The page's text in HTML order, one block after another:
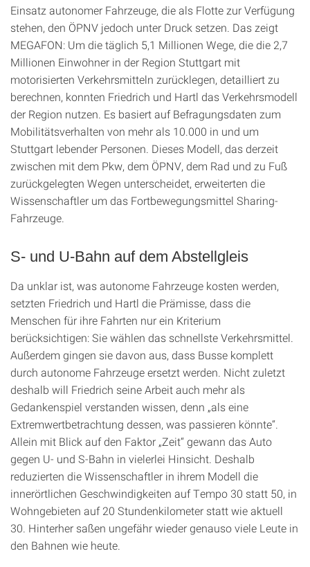
Einsatz autonomer Fahrzeuge, die als Flotte zur Verfügung
stehen, den ÖPNV jedoch unter Druck setzen. Das zeigt
MEGAFON: Um die täglich 5,1 Millionen Wege, die die 2,7
Millionen Einwohner in der Region Stuttgart mit
motorisierten Verkehrsmitteln zurücklegen, detailliert zu
berechnen, konnten Friedrich und Hartl das Verkehrsmodell
der Region nutzen. Es basiert auf Befragungsdaten zum
Mobilitätsverhalten von mehr als 10.000 in und um
Stuttgart lebender Personen. Dieses Modell, das derzeit
zwischen mit dem Pkw, dem ÖPNV, dem Rad und zu Fuß
zurückgelegten Wegen unterscheidet, erweiterten die
Wissenschaftler um das Fortbewegungsmittel Sharing-
Fahrzeuge.
S- und U-Bahn auf dem Abstellgleis
Da unklar ist, was autonome Fahrzeuge kosten werden,
setzten Friedrich und Hartl die Prämisse, dass die
Menschen für ihre Fahrten nur ein Kriterium
berücksichtigen: Sie wählen das schnellste Verkehrsmittel.
Außerdem gingen sie davon aus, dass Busse komplett
durch autonome Fahrzeuge ersetzt werden. Nicht zuletzt
deshalb will Friedrich seine Arbeit auch mehr als
Gedankenspiel verstanden wissen, denn „als eine
Extremwertbetrachtung dessen, was passieren könnte“.
Allein mit Blick auf den Faktor „Zeit“ gewann das Auto
gegen U- und S-Bahn in vielerlei Hinsicht. Deshalb
reduzierten die Wissenschaftler in ihrem Modell die
innerörtlichen Geschwindigkeiten auf Tempo 30 statt 50, in
Wohngebieten auf 20 Stundenkilometer statt wie aktuell
30. Hinterher saßen ungefähr wieder genauso viele Leute in
den Bahnen wie heute.